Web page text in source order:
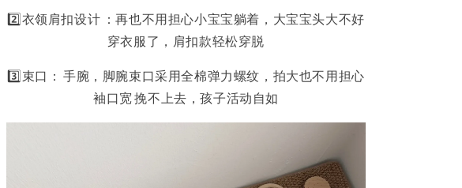
2️⃣衣领肩扣设计 ：再也不用担心小宝宝躺着，大宝宝头大不好
穿衣服了，肩扣款轻松穿脱
3️⃣束口： 手腕，脚腕束口采用全棉弹力螺纹，拍大也不用担心
袖口宽 挽不上去，孩子活动自如